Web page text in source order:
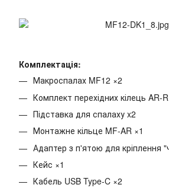
Комплектація:
Макроспалах MF12 ×2
Комплект перехідних кілець AR-
Підставка для спалаху x2
Монтажне кільце MF-AR ×1
Адаптер з п'ятою для кріплення
Кейс ×1
Кабель USB Type-C ×2